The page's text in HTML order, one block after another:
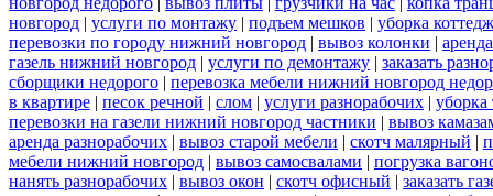
новгород | услуги по монтажу | подъем мешков | уборка
перевозки по городу нижний новгород | вывоз колонки |
газель нижний новгород | услуги по демонтажу | заказать
сборщики недорого | перевозка мебели нижний новгород
в квартире | песок речной | слом | услуги разнорабочих | уборка
перевозки на газели нижний новгород частники | вывоз
аренда разнорабочих | вывоз старой мебели | скотч малярный |
мебели нижний новгород | вывоз самосвалами | погрузка
нанять разнорабочих | вывоз окон | скотч офисный | заказать